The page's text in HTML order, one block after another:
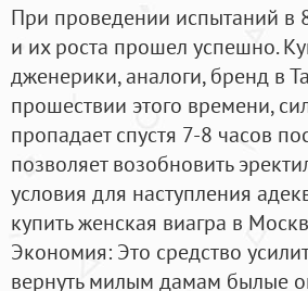
При проведении испытаний в
и их роста прошел успешно.
дженерики, аналоги, бренд в
прошествии этого времени,
пропадает спустя 7-8 часов
позволяет возобновить
условия для наступления
купить женская виагра в
Экономия: Это средство
вернуть милым дамам былые